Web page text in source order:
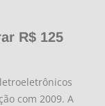
R$ 125
com 2009. A